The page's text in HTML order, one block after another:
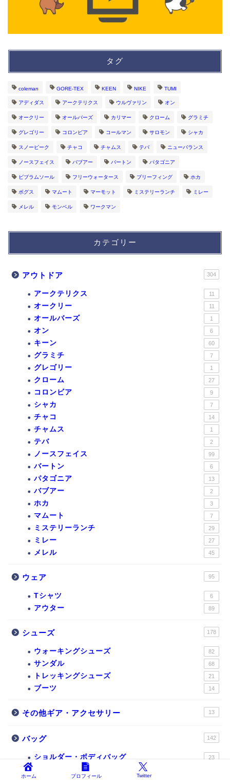
タグ
coleman GORE-TEX KEEN NIKE TUMI
アディダス アークテリクス ウルヴァリン オン
オークリー オールバーズ カリマー クローム グラミチ
グレゴリー コロンビア コールマン サロモン シャカ
スノーピーク チャコ チャムス テバ ニューバランス
ノースフェイス バブアー バートン パタゴニア
ビブラムソール フリーウォータース ブリーフィング ホカ
ボグス マムート マーモット ミステリーランチ ミレー
メレル モンベル ワークマン
カテゴリー
アウトドア 304
アークテリクス 11
オークリー 11
オールバーズ 1
オン 6
キーン 60
グラミチ 7
グレゴリー 1
クローム 27
コロンビア 9
シャカ 7
チャコ 14
チャムス 1
テバ 2
ノースフェイス 99
バートン 6
パタゴニア 13
バブアー 2
ホカ 3
マムート 7
ミステリーランチ 29
ミレー 27
メレル 45
ウェア 95
Tシャツ 6
アウター 89
シューズ 178
ウォーキングシューズ 82
サンダル 68
トレッキングシューズ 21
ブーツ 14
その他ギア・アクセサリー 13
バッグ 142
ショルダー・ボディバッグ 23
ビジネスバッグ
ホーム プロフィール Twitter